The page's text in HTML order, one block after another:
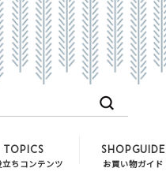
TOPICS
立ちコンテンツ
SHOPGUIDE
お買い物ガイド